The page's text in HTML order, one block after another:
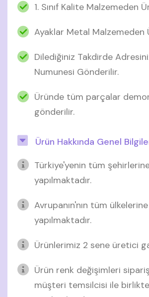
1. Sınıf Kalite Malzemeden
Ayaklar Metal
Dilediğiniz Takdirde
Numunesi Gönderilir.
Üründe tüm parçalar
gönderilir.
Ürün Hakkında Genel
Türkiye'yenin tüm
yapılmaktadır.
Avrupanın'nın tüm
yapılmaktadır.
Ürünlerimiz 2 sene üretici
Ürün renk değişimleri
müşteri temsilcisi ile birlikte